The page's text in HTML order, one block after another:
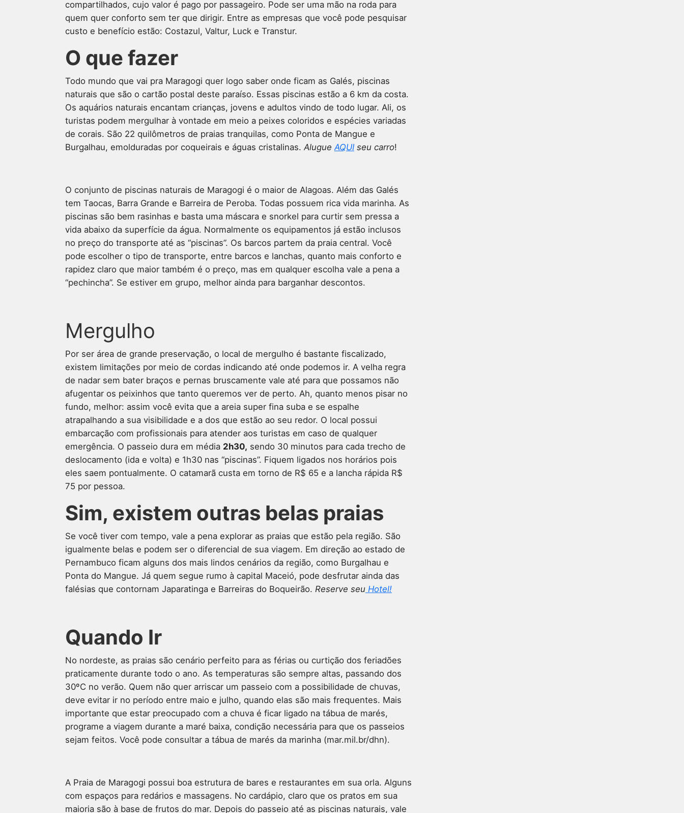
compartilhados, cujo valor é pago por passageiro. Pode ser uma mão na roda para
quem quer conforto sem ter que dirigir. Entre as empresas que você pode pesquisar
custo e benefício estão: Costazul, Valtur, Luck e Transtur.
O que fazer
Todo mundo que vai pra Maragogi quer logo saber onde ficam as Galés, piscinas
naturais que são o cartão postal deste paraíso. Essas piscinas estão a 6 km da costa.
Os aquários naturais encantam crianças, jovens e adultos vindo de todo lugar. Ali, os
turistas podem mergulhar à vontade em meio a peixes coloridos e espécies variadas
de corais. São 22 quilômetros de praias tranquilas, como Ponta de Mangue e
Burgalhau, emolduradas por coqueirais e águas cristalinas. AlugueAQUI seu carro!
O conjunto de piscinas naturais de Maragogi é o maior de Alagoas. Além das Galés
tem Taocas, Barra Grande e Barreira de Peroba. Todas possuem rica vida marinha. As
piscinas são bem rasinhas e basta uma máscara e snorkel para curtir sem pressa a
vida abaixo da superfície da água. Normalmente os equipamentos já estão inclusos
no preço do transporte até as “piscinas”. Os barcos partem da praia central. Você
pode escolher o tipo de transporte, entre barcos e lanchas, quanto mais conforto e
rapidez claro que maior também é o preço, mas em qualquer escolha vale a pena a
“pechincha”. Se estiver em grupo, melhor ainda para barganhar descontos.
Mergulho
Por ser área de grande preservação, o local de mergulho é bastante fiscalizado,
existem limitações por meio de cordas indicando até onde podemos ir. A velha regra
de nadar sem bater braços e pernas bruscamente vale até para que possamos não
afugentar os peixinhos que tanto queremos ver de perto. Ah, quanto menos pisar no
fundo, melhor: assim você evita que a areia super fina suba e se espalhe
atrapalhando a sua visibilidade e a dos que estão ao seu redor. O local possui
embarcação com profissionais para atender aos turistas em caso de qualquer
emergência. O passeio dura em média 2h30, sendo 30 minutos para cada trecho de
deslocamento (ida e volta) e 1h30 nas “piscinas”. Fiquem ligados nos horários pois
eles saem pontualmente. O catamarã custa em torno de R$ 65 e a lancha rápida R$
75 por pessoa.
Sim, existem outras belas praias
Se você tiver com tempo, vale a pena explorar as praias que estão pela região. São
igualmente belas e podem ser o diferencial de sua viagem. Em direção ao estado de
Pernambuco ficam alguns dos mais lindos cenários da região, como Burgalhau e
Ponta do Mangue. Já quem segue rumo à capital Maceió, pode desfrutar ainda das
falésias que contornam Japaratinga e Barreiras do Boqueirão. Reserve seu Hotel!
Quando Ir
No nordeste, as praias são cenário perfeito para as férias ou curtição dos feriadões
praticamente durante todo o ano. As temperaturas são sempre altas, passando dos
30ºC no verão. Quem não quer arriscar um passeio com a possibilidade de chuvas,
deve evitar ir no período entre maio e julho, quando elas são mais frequentes. Mais
importante que estar preocupado com a chuva é ficar ligado na tábua de marés,
programe a viagem durante a maré baixa, condição necessária para que os passeios
sejam feitos. Você pode consultar a tábua de marés da marinha (mar.mil.br/dhn).
A Praia de Maragogi possui boa estrutura de bares e restaurantes em sua orla. Alguns
com espaços para redários e massagens. No cardápio, claro que os pratos em sua
maioria são à base de frutos do mar. Depois do passeio até as piscinas naturais, vale